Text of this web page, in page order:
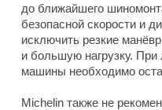
до ближайшего
безопасной скорости и
исключить резкие
и большую нагрузку.
машины необходимо
Michelin также не